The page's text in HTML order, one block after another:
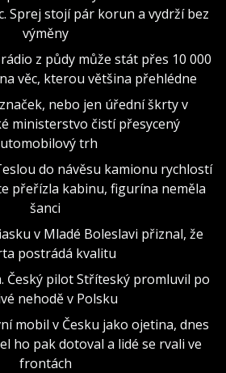
Sprej stojí pár korun a vydrží bez
výměny
z půdy může stát přes 10 000
věc, kterou většina přehlédne
nebo jen úřední škrty v
ministerstvo čistí přesycený
trh
do návěsu kamionu rychlostí
přeřízla kabinu, figurína neměla
šanci
v Mladé Boleslavi přiznal, že
postrádá kvalitu
Český pilot Stříteský promluvil po
nehodě v Polsku
mobil v Česku jako ojetina, dnes
ho pak dotoval a lidé se rvali ve
frontách